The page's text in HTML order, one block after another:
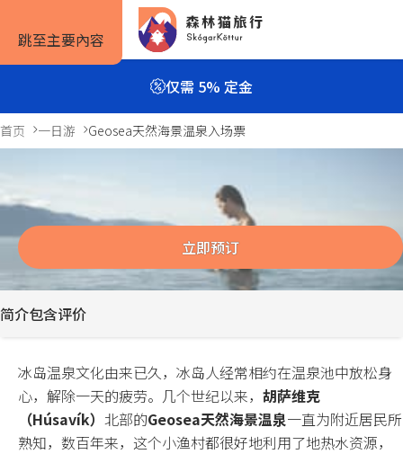
跳至主要內容
旅行方式
自驾套餐
旅行团套餐
一日游与多日游
露营套餐
所有套餐
旅行攻略
旅行攻略
旅游景点
实用信息
预订信息
如何预订
住宿预订
租车预订
仅需 5% 定金
首页 一日游 Geosea天然海景温泉入场票
Geosea天然海景温泉入场票
Previous
slide
Next
slide
立即预订
简介包含评价
冰岛温泉文化由来已久，冰岛人经常相约在温泉池中放松身
心，解除一天的疲劳。几个世纪以来， 胡萨维克
（Húsavík） 北部的Geosea天然海景温泉一直为附近居民所
熟知，数百年来，这个小渔村都很好地利用了地热水资源，